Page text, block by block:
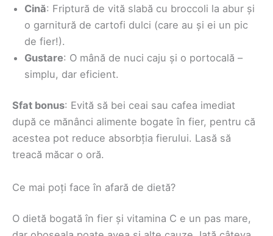
Cină: Friptură de vită slabă cu broccoli la abur și
o garnitură de cartofi dulci (care au și ei un pic
de fier!).
Gustare: O mână de nuci caju și o portocală –
simplu, dar eficient.
Sfat bonus: Evită să bei ceai sau cafea imediat
după ce mănânci alimente bogate în fier, pentru că
acestea pot reduce absorbția fierului. Lasă să
treacă măcar o oră.
Ce mai poți face în afară de dietă?
O dietă bogată în fier și vitamina C e un pas mare,